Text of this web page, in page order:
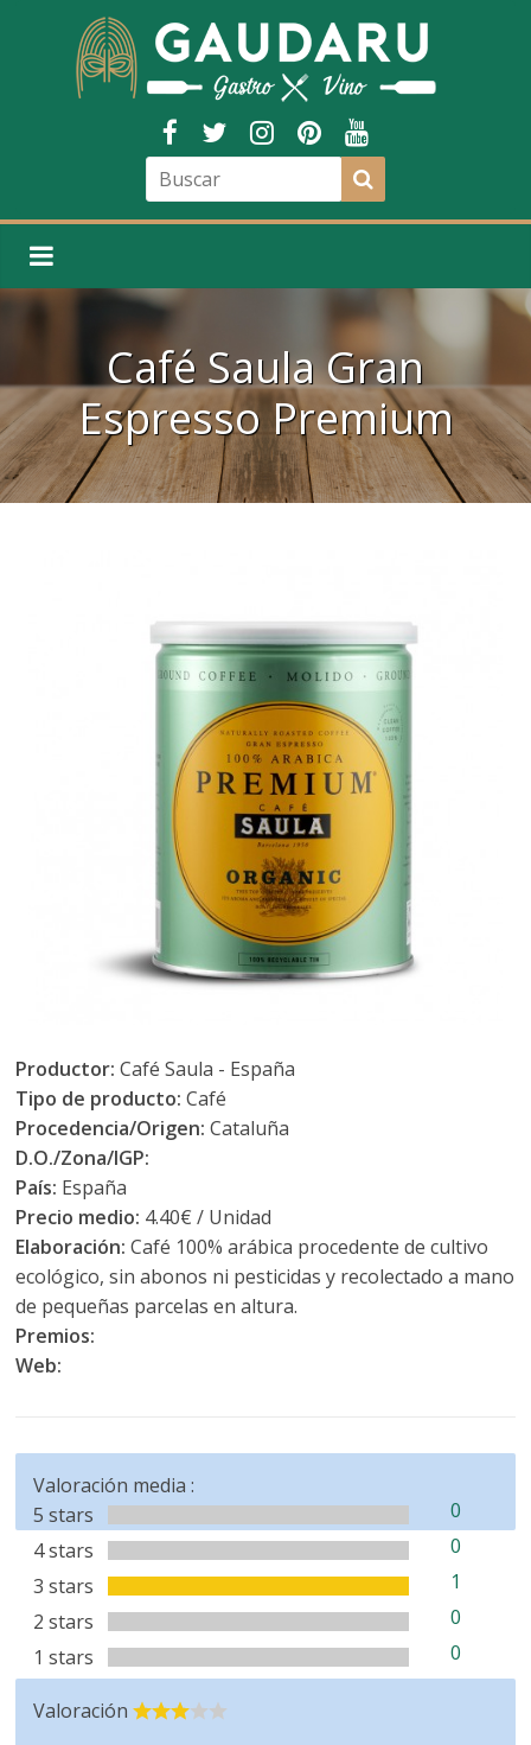
Café Saula Gran
Espresso Premium
Productor: Café Saula - España
Tipo de producto:Café
Procedencia/Origen: Cataluña
D.O./Zona/IGP:
País: España
Precio medio: 4.40€ / Unidad
Elaboración: Café 100% arábica procedente de cultivo
ecológico, sin abonos ni pesticidas y recolectado a mano
de pequeñas parcelas en altura.
Premios:
Web:
Valoración media :
5 stars
0
4 stars
0
3 stars
1
2 stars
0
1 stars
0
Valoración